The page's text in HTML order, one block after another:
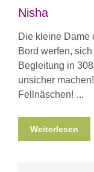
Nisha
Die kleine Dame
Bord werfen,
Begleitung in
unsicher
Fellnäschen!
Weiterlesen